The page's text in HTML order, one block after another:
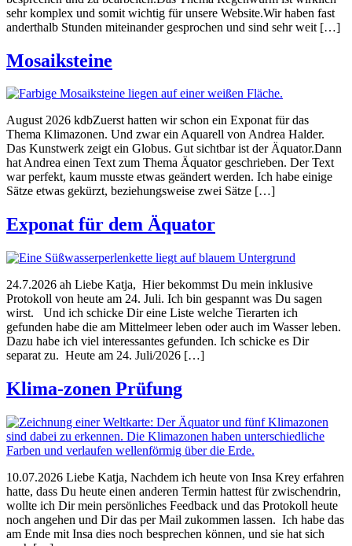
sehr komplex und somit wichtig für unsere Website.Wir haben fast
anderthalb Stunden miteinander gesprochen und sind sehr weit […]
Mosaiksteine
August 2026 kdbZuerst hatten wir schon ein Exponat für das
Thema Klimazonen. Und zwar ein Aquarell von Andrea Halder.
Das Kunstwerk zeigt ein Globus. Gut sichtbar ist der Äquator.Dann
hat Andrea einen Text zum Thema Äquator geschrieben. Der Text
war perfekt, kaum musste etwas geändert werden. Ich habe einige
Sätze etwas gekürzt, beziehungsweise zwei Sätze […]
Exponat für dem Äquator
24.7.2026 ah Liebe Katja, Hier bekommst Du mein inklusive
Protokoll von heute am 24. Juli. Ich bin gespannt was Du sagen
wirst. Und ich schicke Dir eine Liste welche Tierarten ich
gefunden habe die am Mittelmeer leben oder auch im Wasser leben.
Dazu habe ich viel interessantes gefunden. Ich schicke es Dir
separat zu. Heute am 24. Juli/2026 […]
Klima-zonen Prüfung
10.07.2026 Liebe Katja, Nachdem ich heute von Insa Krey erfahren
hatte, dass Du heute einen anderen Termin hattest für zwischendrin,
wollte ich Dir mein persönliches Feedback und das Protokoll heute
noch angehen und Dir das per Mail zukommen lassen. Ich habe das
am Ende mit Insa dies noch besprechen können, und sie hat sich